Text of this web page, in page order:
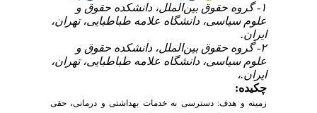
۱- گروه حقوق بین‌الملل، دانشکده حقوق و
علوم سیاسی، دانشگاه علامه طباطبایی، تهران،
ایران.
۲- گروه حقوق بین‌الملل، دانشکده حقوق و
علوم سیاسی، دانشگاه علامه طباطبایی، تهران،
ایران.،
چکیده:
زمینه و هدف: دسترسی به خدمات بهداشتی و درمانی، حقی